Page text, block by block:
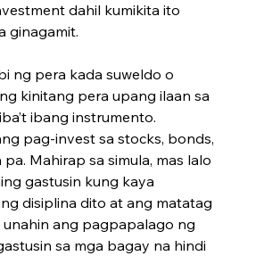
dahil kumikita ito
ginagamit.
ng pera kada suweldo o
kinitang pera upang ilaan sa
ibang instrumento.
pag-invest sa stocks, bonds,
Mahirap sa simula, mas lalo
gastusin kung kaya
disiplina dito at ang matatag
unahin ang pagpapalago ng
sa mga bagay na hindi